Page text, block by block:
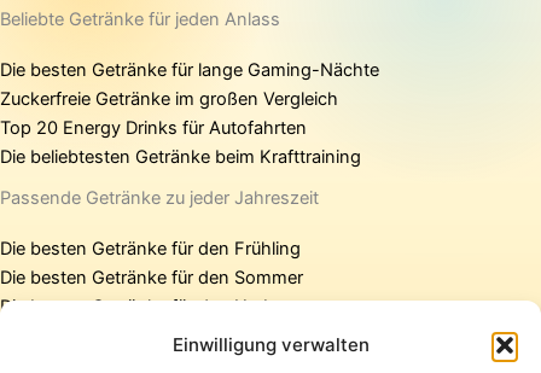
Einwilligung verwalten
Beliebte Getränke für jeden Anlass
Die besten Getränke für lange Gaming-Nächte
Zuckerfreie Getränke im großen Vergleich
Top 20 Energy Drinks für Autofahrten
Die beliebtesten Getränke beim Krafttraining
Passende Getränke zu jeder Jahreszeit
Die besten Getränke für den Frühling
Die besten Getränke für den Sommer
Die besten Getränke für den Herbst
Die besten Getränke für den Winter